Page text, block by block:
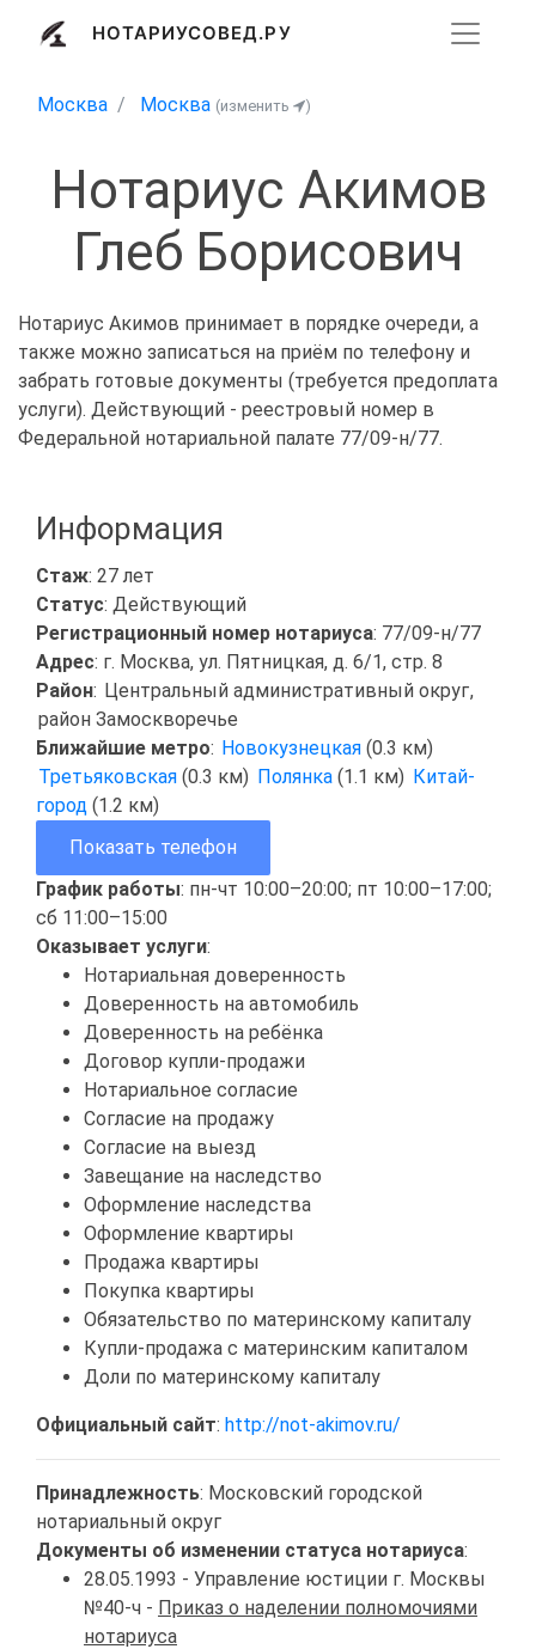
НОТАРИУСОВЕД.РУ
Москва Москва (изменить )
Нотариус Акимов
Глеб Борисович
Нотариус Акимов принимает в порядке очереди, а
также можно записаться на приём по телефону и
забрать готовые документы (требуется предоплата
услуги). Действующий - реестровый номер в
Федеральной нотариальной палате 77/09-н/77.
Информация
Стаж: 27 лет
Статус: Действующий
Регистрационный номер нотариуса: 77/09-н/77
Адрес: г. Москва, ул. Пятницкая, д. 6/1, стр. 8
Район: Центральный административный округ,
район Замоскворечье
Ближайшие метро: Новокузнецкая (0.3 км)
Третьяковская (0.3 км) Полянка (1.1 км) Китай-
город (1.2 км)
Показать телефон
График работы: пн-чт 10:00–20:00; пт 10:00–17:00;
сб 11:00–15:00
Оказывает услуги:
Нотариальная доверенность
Доверенность на автомобиль
Доверенность на ребёнка
Договор купли-продажи
Нотариальное согласие
Согласие на продажу
Согласие на выезд
Завещание на наследство
Оформление наследства
Оформление квартиры
Продажа квартиры
Покупка квартиры
Обязательство по материнскому капиталу
Купли-продажа с материнским капиталом
Доли по материнскому капиталу
Официальный сайт: http://not-akimov.ru/
Принадлежность: Московский городской
нотариальный округ
Документы об изменении статуса нотариуса:
28.05.1993 - Управление юстиции г. Москвы
№40-ч - Приказ о наделении полномочиями
нотариуса